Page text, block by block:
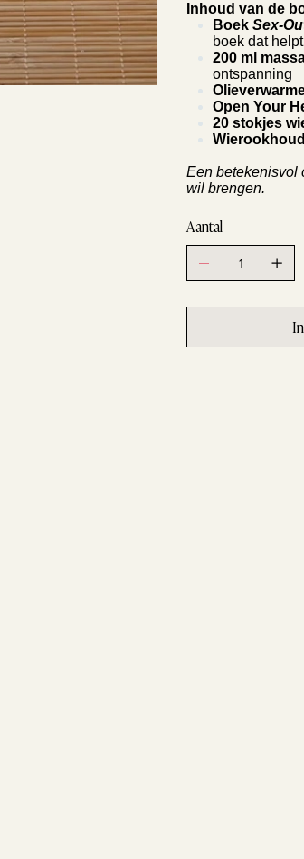
Inhoud van de
BoekSex-
boek dat
200 ml
ontspanning
Open Your
20 stokjes
Een betekenisvol
wil brengen.
Aantal